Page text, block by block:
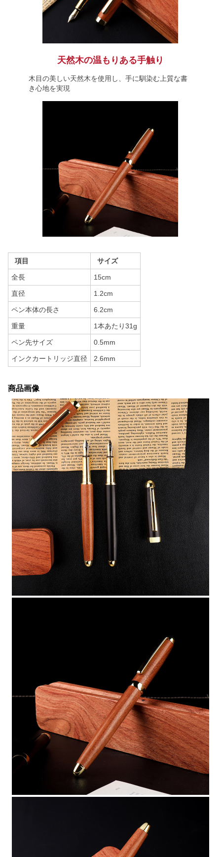
天然木の温もりある手触り
木目の美しい天然木を使用し、手に馴染む上質な書
き心地を実現
項目 サイズ
全長 15cm
直径 1.2cm
ペン本体の長さ 6.2cm
重量 1本あたり31g
ペン先サイズ 0.5mm
インクカートリッジ直径 2.6mm
商品画像